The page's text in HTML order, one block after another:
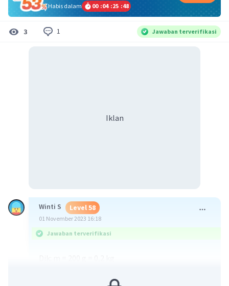
Habis dalam
00 :04 :25 :47
3 1 Jawaban terverifikasi
Iklan
Winti S Level 58
01 November 2023 16:18
Jawaban terverifikasi